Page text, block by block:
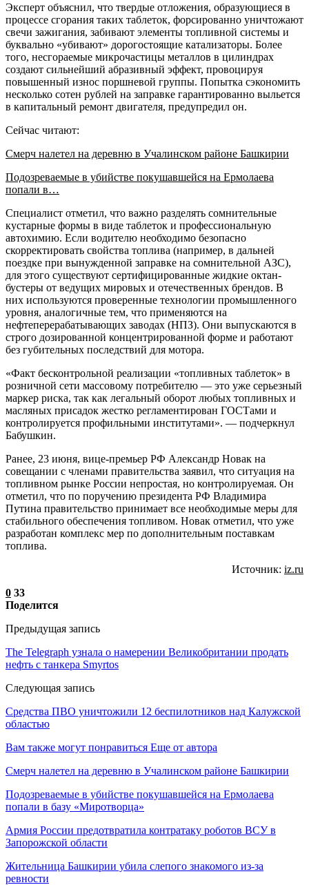
Эксперт объяснил, что твердые отложения, образующиеся в
процессе сгорания таких таблеток, форсированно уничтожают
свечи зажигания, забивают элементы топливной системы и
буквально «убивают» дорогостоящие катализаторы. Более
того, несгораемые микрочастицы металлов в цилиндрах
создают сильнейший абразивный эффект, провоцируя
повышенный износ поршневой группы. Попытка сэкономить
несколько сотен рублей на заправке гарантированно выльется
в капитальный ремонт двигателя, предупредил он.
Сейчас читают:
Смерч налетел на деревню в Учалинском районе Башкирии
Подозреваемые в убийстве покушавшейся на Ермолаева
попали в…
Специалист отметил, что важно разделять сомнительные
кустарные формы в виде таблеток и профессиональную
автохимию. Если водителю необходимо безопасно
скорректировать свойства топлива (например, в дальней
поездке при вынужденной заправке на сомнительной АЗС),
для этого существуют сертифицированные жидкие октан-
бустеры от ведущих мировых и отечественных брендов. В
них используются проверенные технологии промышленного
уровня, аналогичные тем, что применяются на
нефтеперерабатывающих заводах (НПЗ). Они выпускаются в
строго дозированной концентрированной форме и работают
без губительных последствий для мотора.
«Факт бесконтрольной реализации «топливных таблеток» в
розничной сети массовому потребителю — это уже серьезный
маркер риска, так как легальный оборот любых топливных и
масляных присадок жестко регламентирован ГОСТами и
контролируется профильными институтами». — подчеркнул
Бабушкин.
Ранее, 23 июня, вице-премьер РФ Александр Новак на
совещании с членами правительства заявил, что ситуация на
топливном рынке России непростая, но контролируемая. Он
отметил, что по поручению президента РФ Владимира
Путина правительство принимает все необходимые меры для
стабильного обеспечения топливом. Новак отметил, что уже
разработан комплекс мер по дополнительным поставкам
топлива.
Источник: iz.ru
0 33
Поделится
Предыдущая запись
The Telegraph узнала о намерении Великобритании продать
нефть с танкера Smyrtos
Следующая запись
Средства ПВО уничтожили 12 беспилотников над Калужской
областью
Вам также могут понравиться Еще от автора
Смерч налетел на деревню в Учалинском районе Башкирии
Подозреваемые в убийстве покушавшейся на Ермолаева
попали в базу «Миротворца»
Армия России предотвратила контратаку роботов ВСУ в
Запорожской области
Жительница Башкирии убила слепого знакомого из-за
ревности